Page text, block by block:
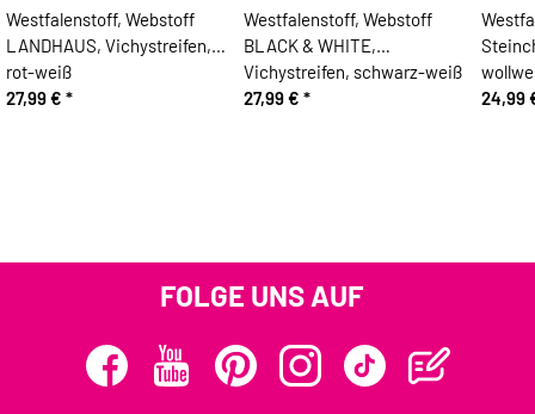
Westfalenstoff, Webstoff
LANDHAUS, Vichystreifen,
rot-weiß
27,99 € *
Westfalenstoff, Webstoff
BLACK & WHITE,
Vichystreifen, schwarz-weiß
27,99 € *
24,99
FOLGE UNS AUF